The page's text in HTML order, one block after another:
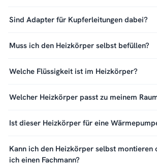
Sind Adapter für Kupferleitungen dabei?
Muss ich den Heizkörper selbst befüllen?
Welche Flüssigkeit ist im Heizkörper?
Welcher Heizkörper passt zu meinem
Ist dieser Heizkörper für eine
Kann ich den Heizkörper selbst montieren
ich einen Fachmann?